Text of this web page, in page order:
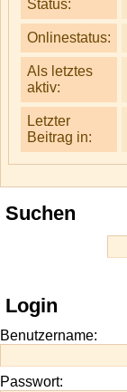
Status:
Onlinestatus:
Als letztes
aktiv:
Letzter
Beitrag in:
Suchen
Login
Benutzername:
Passwort: